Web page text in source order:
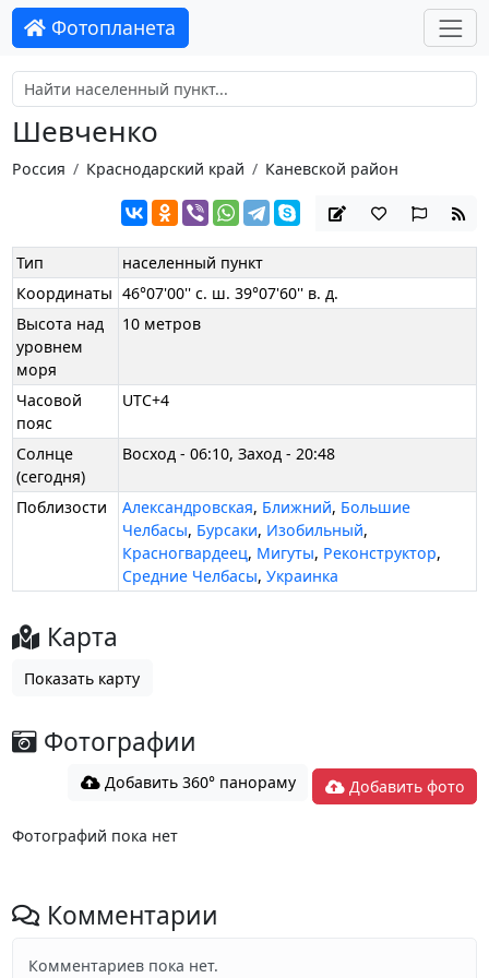
Фотопланета
Шевченко
Россия Краснодарский край Каневской район
Тип
населенный пункт
Координаты 46°07'00'' с. ш. 39°07'60'' в. д.
Высота над
уровнем
моря
10 метров
Часовой
пояс
UTC+4
Солнце
(сегодня)
Восход - 06:10, Заход - 20:48
Поблизости Александровская, Ближний, Большие
Челбасы, Бурсаки, Изобильный,
Красногвардеец, Мигуты, Реконструктор,
Средние Челбасы,Украинка
Карта
Показать карту
Фотографии
Добавить 360° панораму Добавить фото
Фотографий пока нет
Комментарии
Комментариев пока нет.